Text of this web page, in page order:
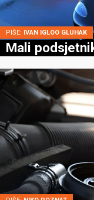
PIŠE: IVAN IGLOO GLUHAK
Mali